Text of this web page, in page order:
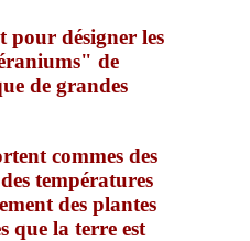
pour désigner les
de
de grandes
commes des
températures
des plantes
que la terre est